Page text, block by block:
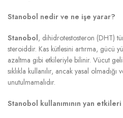
Stanobol nedir ve ne işe yarar?
Stanobol, dihidrotestosteron (DHT)
steroiddir. Kas kütlesini artırma, gücü
azaltma gibi etkileriyle bilinir. Vücut
sıklıkla kullanılır, ancak yasal olmadığı
unutulmamalıdır.
Stanobol kullanımının yan